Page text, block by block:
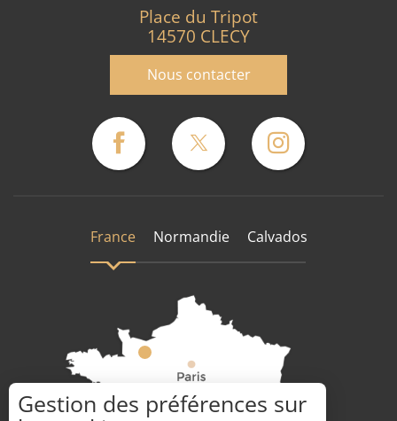
Place du Tripot
14570 CLECY
Nous contacter
France Normandie Calvados
Gestion des préférences sur